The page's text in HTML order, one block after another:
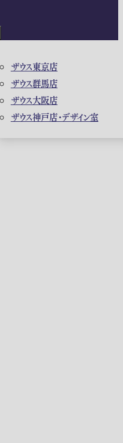
ザウス東京店
ザウス群馬店
ザウス大阪店
ザウス神戸店・デザイン室